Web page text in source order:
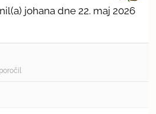
johana dne 22. maj 2026